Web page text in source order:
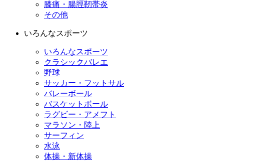
膝痛・腸脛靭帯炎
その他
いろんなスポーツ
いろんなスポーツ
クラシックバレエ
野球
サッカー・フットサル
バレーボール
バスケットボール
ラグビー・アメフト
マラソン・陸上
サーフィン
水泳
体操・新体操